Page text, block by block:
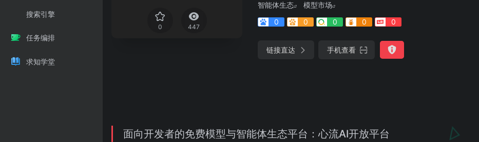
搜索引擎
任务编排
求知学堂
0 447
智能体生态
模型市场
0
0 0 0 0
链接直达 手机查看
面向开发者的免费模型与智能体生态平台：心流AI开放平台